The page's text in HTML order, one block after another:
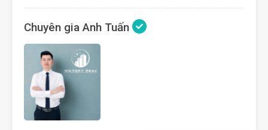
Chuyên gia Anh Tuấn